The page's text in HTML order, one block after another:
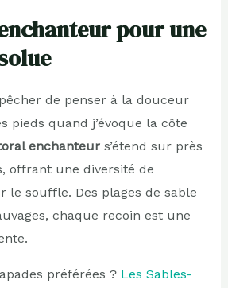
pour une
de penser à la douceur
pieds quand j’évoque la côte
enchanteurs’étend sur près
offrant une diversité de
le souffle. Des plages de sable
chaque recoin est une
préférées ? Les Sables-